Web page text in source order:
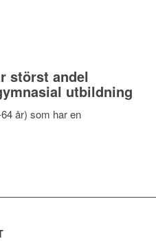
störst andel
utbildning
år) som har en